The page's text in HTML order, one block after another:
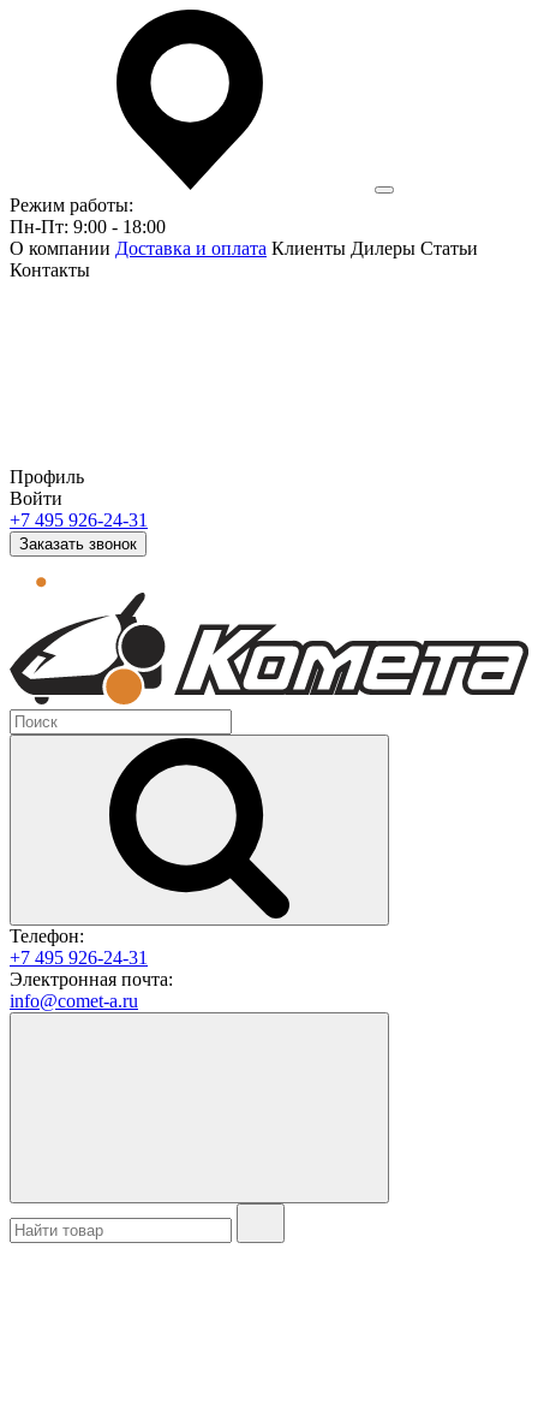
Режим работы:
Пн-Пт: 9:00 - 18:00
О компании Доставка и оплата Клиенты Дилеры Статьи
Контакты
Профиль
Войти
+7 495 926-24-31
Заказать звонок
Телефон:
+7 495 926-24-31
Электронная почта:
info@comet-a.ru